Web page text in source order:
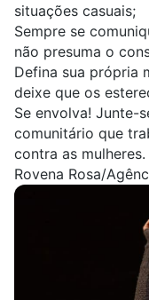
situações casuais;
Sempre se
não presuma o
Defina sua própria
deixe que os
Se envolva! Junte-
comunitário que
contra as mulheres.
Rovena Rosa/